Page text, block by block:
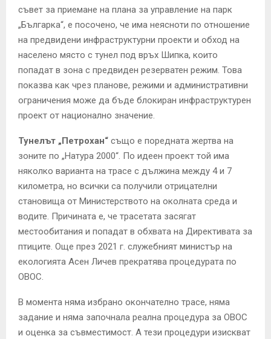
съвет за приемане на плана за управление на парк
„Българка“, е посочено, че има неясноти по отношение
на предвидени инфраструктурни проекти и обход на
населено място с тунел под връх Шипка, които
попадат в зона с предвиден резерватен режим. Това
показва как чрез планове, режими и административни
ограничения може да бъде блокиран инфраструктурен
проект от национално значение.
Тунелът „Петрохан“ също е поредната жертва на
зоните по „Натура 2000“. По идеен проект той има
няколко варианта на трасе с дължина между 4 и 7
километра, но всички са получили отрицателни
становища от Министерството на околната среда и
водите. Причината е, че трасетата засягат
местообитания и попадат в обхвата на Директивата за
птиците. Още през 2021 г. служебният министър на
екологията Асен Личев прекратява процедурата по
ОВОС.
В момента няма избрано окончателно трасе, няма
задание и няма започнала реална процедура за ОВОС
и оценка за съвместимост. А тези процедури изискват